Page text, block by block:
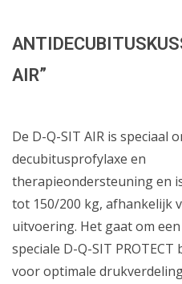
AIR”
De D-Q-SIT AIR is speciaal
decubitusprofylaxe en
therapieondersteuning en
tot 150/200 kg, afhankelijk
uitvoering. Het gaat om
speciale D-Q-SIT PROTECT
voor optimale